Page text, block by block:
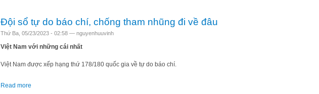
Đội sổ tự do báo chí, chống tham nhũng đi về đâu
Thứ Ba, 05/23/2023 - 02:58 — nguyenhuuvinh
Việt Nam với những cái nhất
Việt Nam được xếp hạng thứ 178/180 quốc gia về tự do báo chí.
Read more